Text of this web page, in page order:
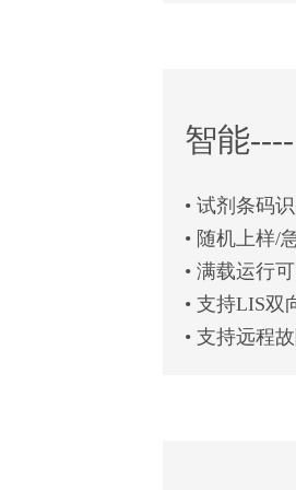
智能----
• 试剂条码
• 随机上样/
• 满载运行
• 支持LIS双
• 支持远程